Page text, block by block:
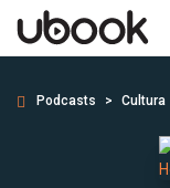
Podcasts Cultura